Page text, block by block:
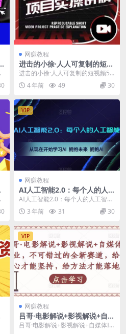
网赚教程
进击的小徐·人人可复制的短视
频5个项目，实操讲解年销售
额八位数级别项目
进击的小徐·人人可复制的短视频5
个项目，实操讲解年销售额八位数
级别项目 课程目录...
4 年前 49 30
VIP
网赚教程
AI人工智能2.0：每个人的人
工智能课：从现在开始学习AI
拥抱未来拥抱AI
AI人工智能2.0：每个人的人工智能
课：从现在开始学习AI拥抱未来拥
抱AI 课程...
3 年前 31 30
VIP
网赚教程
吕哥·电影解说+影视解说+自媒
体IP创业，不可错过的全新赛
吕哥·电影解说+影视解说+自媒体IP